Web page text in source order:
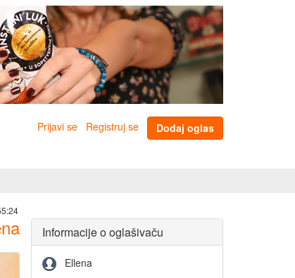
Prijavi se Registruj se Dodaj oglas
Informacije o oglašivaču
Ellena